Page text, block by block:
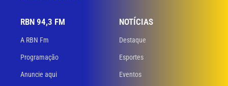
RBN 94,3 FM
A RBN Fm
Programação
Anuncie aqui
NOTÍCIAS
Destaque
Esportes
Eventos